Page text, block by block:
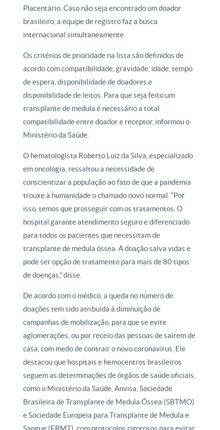
Placentário. Caso não seja encontrado um doador
brasileiro, a equipe de registro faz a busca
internacional simultaneamente.
Os critérios de prioridade na lista são definidos de
acordo com compatibilidade, gravidade, idade, tempo
de espera, disponibilidade de doadores e
disponibilidade de leitos. Para que seja feito um
transplante de medula é necessário a total
compatibilidade entre doador e receptor, informou o
Ministério da Saúde.
O hematologista Roberto Luiz da Silva, especializado
em oncologia, ressaltou a necessidade de
conscientizar a população ao fato de que a pandemia
trouxe à humanidade o chamado novo normal. “Por
isso, temos que prosseguir com os tratamentos. O
hospital garante atendimento seguro e diferenciado
para todos os pacientes que necessitam de
transplante de medula óssea. A doação salva vidas e
pode ser opção de tratamento para mais de 80 tipos
de doenças,” disse.
De acordo com o médico, a queda no número de
doações tem sido atribuída à diminuição de
campanhas de mobilização, para que se evite
aglomerações, ou por receio das pessoas de saírem de
casa, com medo de contrair o novo coronavírus. Ele
destacou que hospitais e hemocentros brasileiros
seguem as determinações de órgãos de saúde oficiais,
como o Ministério da Saúde, Anvisa, Sociedade
Brasileira de Transplante de Medula Óssea (SBTMO)
e Sociedade Europeia para Transplante de Medula e